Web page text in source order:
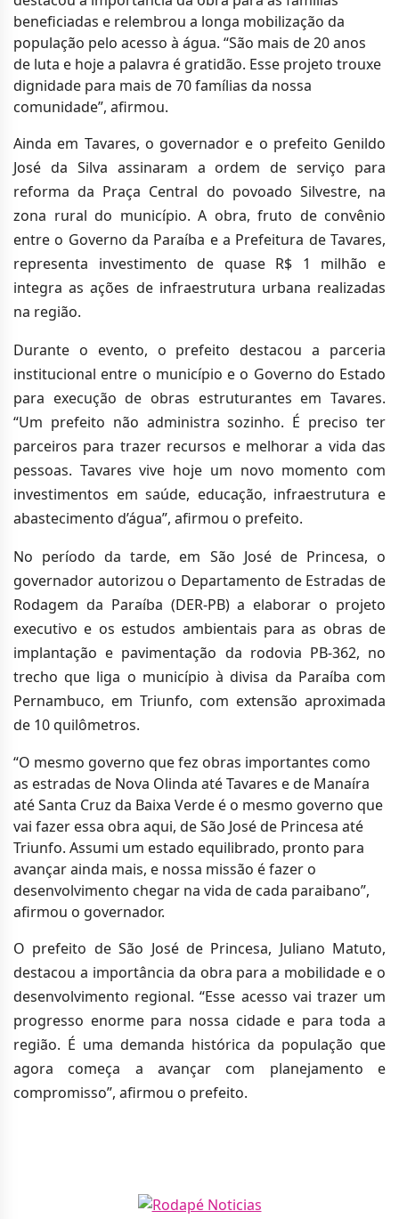
beneficiadas e relembrou a longa mobilização da
população pelo acesso à água. “São mais de 20 anos
de luta e hoje a palavra é gratidão. Esse projeto trouxe
dignidade para mais de 70 famílias da nossa
comunidade”, afirmou.
Ainda em Tavares, o governador e o prefeito Genildo
José da Silva assinaram a ordem de serviço para
reforma da Praça Central do povoado Silvestre, na
zona rural do município. A obra, fruto de convênio
entre o Governo da Paraíba e a Prefeitura de Tavares,
representa investimento de quase R$ 1 milhão e
integra as ações de infraestrutura urbana realizadas
na região.
Durante o evento, o prefeito destacou a parceria
institucional entre o município e o Governo do Estado
para execução de obras estruturantes em Tavares.
“Um prefeito não administra sozinho. É preciso ter
parceiros para trazer recursos e melhorar a vida das
pessoas. Tavares vive hoje um novo momento com
investimentos em saúde, educação, infraestrutura e
abastecimento d’água”, afirmou o prefeito.
No período da tarde, em São José de Princesa, o
governador autorizou o Departamento de Estradas de
Rodagem da Paraíba (DER-PB) a elaborar o projeto
executivo e os estudos ambientais para as obras de
implantação e pavimentação da rodovia PB-362, no
trecho que liga o município à divisa da Paraíba com
Pernambuco, em Triunfo, com extensão aproximada
de 10 quilômetros.
“O mesmo governo que fez obras importantes como
as estradas de Nova Olinda até Tavares e de Manaíra
até Santa Cruz da Baixa Verde é o mesmo governo que
vai fazer essa obra aqui, de São José de Princesa até
Triunfo. Assumi um estado equilibrado, pronto para
avançar ainda mais, e nossa missão é fazer o
desenvolvimento chegar na vida de cada paraibano”,
afirmou o governador.
O prefeito de São José de Princesa, Juliano Matuto,
destacou a importância da obra para a mobilidade e o
desenvolvimento regional. “Esse acesso vai trazer um
progresso enorme para nossa cidade e para toda a
região. É uma demanda histórica da população que
agora começa a avançar com planejamento e
compromisso”, afirmou o prefeito.